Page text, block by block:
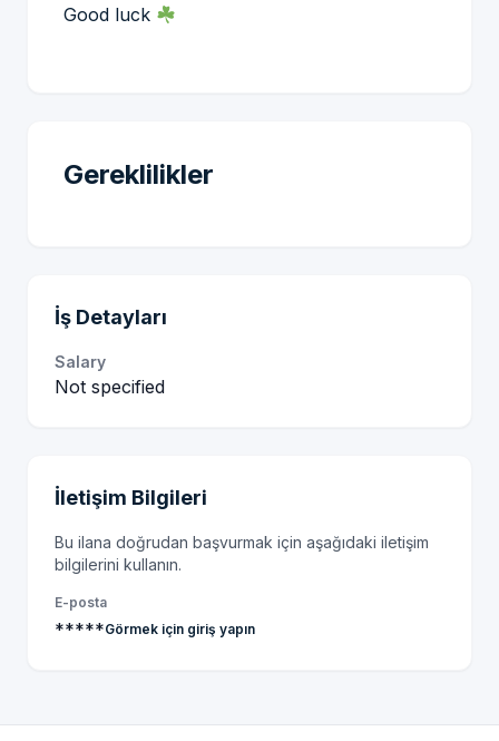
Good luck
Gereklilikler
İş Detayları
Salary
Not specified
İletişim Bilgileri
Bu ilana doğrudan başvurmak için aşağıdaki iletişim
bilgilerini kullanın.
E-posta
*****Görmek için giriş yapın